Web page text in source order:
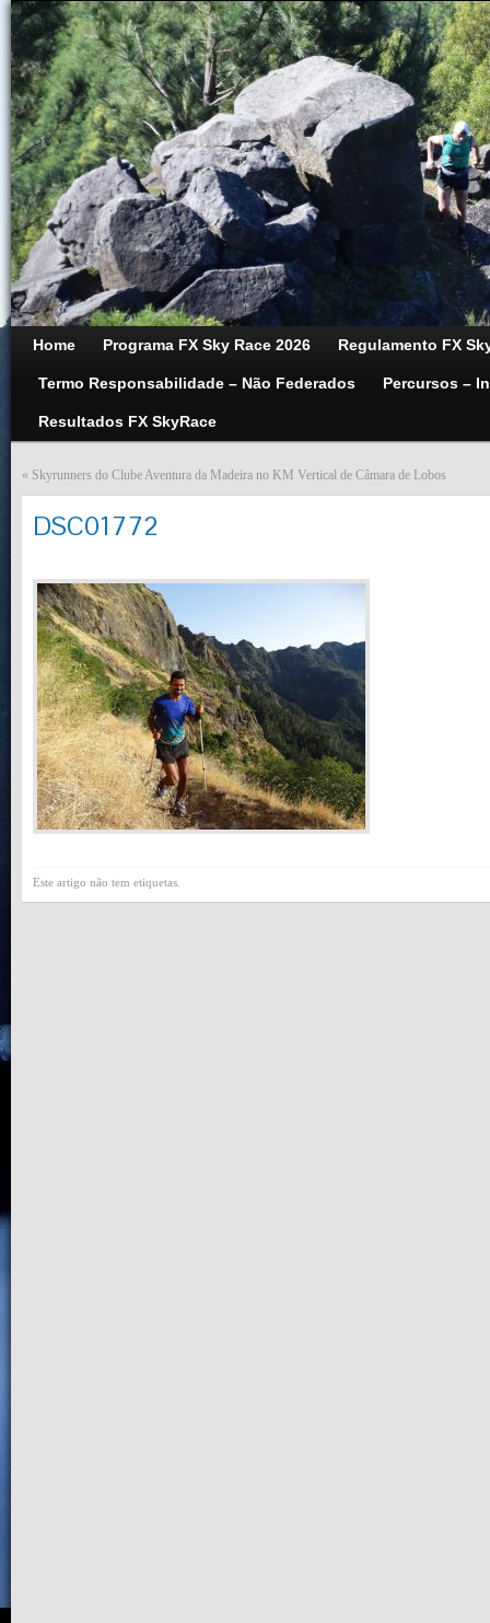
Home Programa FX Sky Race 2026 Regulamento FX
Termo Responsabilidade – Não Federados Percursos –
Resultados FX SkyRace
« Skyrunners do Clube Aventura da Madeira no KM Vertical de Câmara de Lobos
DSC01772
Este artigo não tem etiquetas.